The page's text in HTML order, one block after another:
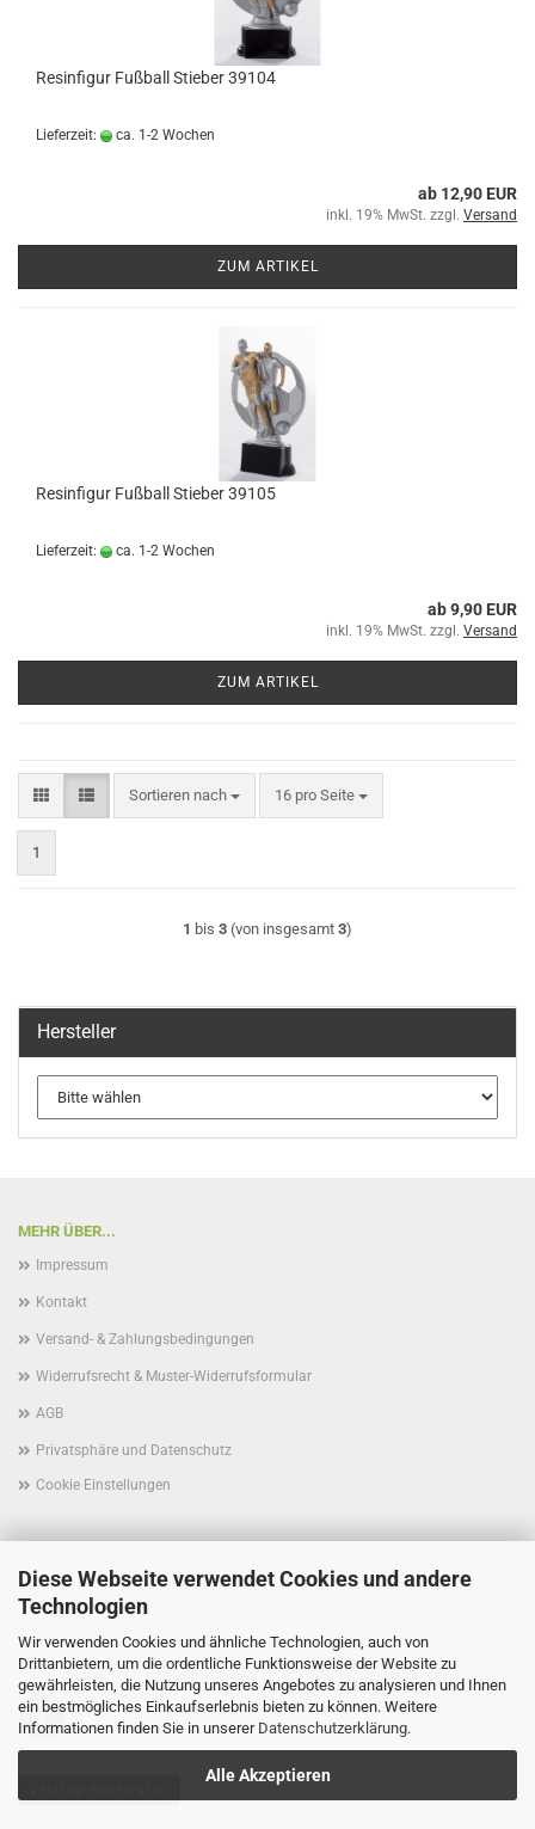
Diese Webseite verwendet Cookies und andere
Technologien
Wir verwenden Cookies und ähnliche Technologien, auch von
Drittanbietern, um die ordentliche Funktionsweise der Website zu
gewährleisten, die Nutzung unseres Angebotes zu analysieren und Ihnen
ein bestmögliches Einkaufserlebnis bieten zu können. Weitere
Informationen finden Sie in unserer Datenschutzerklärung.
Alle Akzeptieren
Resinfigur Fußball Stieber 39104
Lieferzeit: ca. 1-2 Wochen
ab 12,90 EUR
inkl. 19% MwSt. zzgl. Versand
ZUM ARTIKEL
Resinfigur Fußball Stieber 39105
Lieferzeit: ca. 1-2 Wochen
ab 9,90 EUR
inkl. 19% MwSt. zzgl. Versand
ZUM ARTIKEL
Sortieren nach
Sortieren nach 16 pro Seite
pro Seite
1
1 bis 3 (von insgesamt 3)
Hersteller
MEHR ÜBER...
Impressum
Kontakt
Versand- & Zahlungsbedingungen
Widerrufsrecht & Muster-Widerrufsformular
AGB
Privatsphäre und Datenschutz
Cookie Einstellungen
Folgen Sie uns schon auf Facebook?